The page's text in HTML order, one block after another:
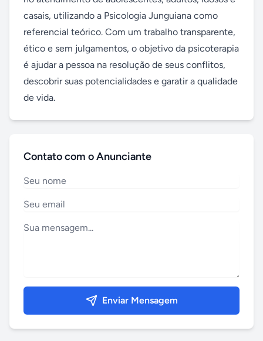
casais, utilizando a Psicologia Junguiana como
referencial teórico. Com um trabalho transparente,
ético e sem julgamentos, o objetivo da psicoterapia
é ajudar a pessoa na resolução de seus conflitos,
descobrir suas potencialidades e garatir a qualidade
de vida.
Contato com o Anunciante
Enviar Mensagem